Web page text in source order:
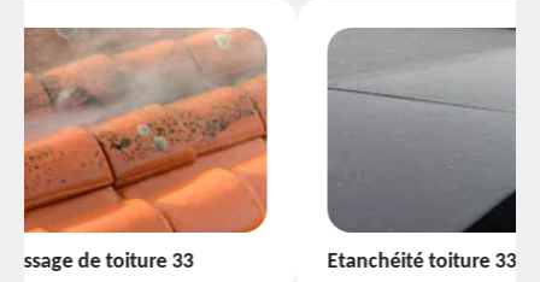
Etanchéité toiture 33